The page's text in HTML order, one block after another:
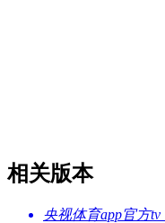
相关版本
央视体育app官方tv